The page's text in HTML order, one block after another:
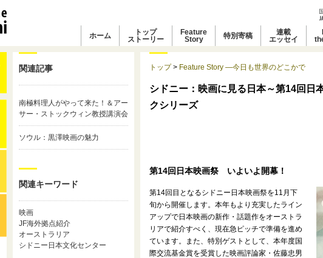
ホーム
トップ
ストーリー
Feature
Story
特別寄稿
連載
エッセイ
関連記事
南極料理人がやって来た！＆アー
サー・ストックウィン教授講演会
ソウル：黒澤映画の魅力
関連キーワード
映画
JF海外拠点紹介
オーストラリア
シドニー日本文化センター
トップ> Feature Story ―今日も世界のどこかで
シドニー：映画に見る日本～第14回日
クシリーズ
第14回日本映画祭 いよいよ開幕！
第14回目となるシドニー日本映画祭を11月下
旬から開催します。本年もより充実したライン
アップで日本映画の新作・話題作をオーストラ
リアで紹介すべく、現在急ピッチで準備を進め
ています。また、特別ゲストとして、本年度国
際交流基金賞を受賞した映画評論家・佐藤忠男